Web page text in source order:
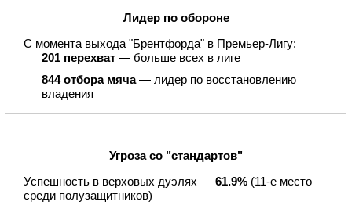
Лидер по обороне
С момента выхода "Брентфорда" в Премьер-Лигу:
201 перехват — больше всех в лиге
844 отбора мяча— лидер по восстановлению
владения
Угроза со "стандартов"
Успешность в верховых дуэлях — 61.9% (11-е место
среди полузащитников)